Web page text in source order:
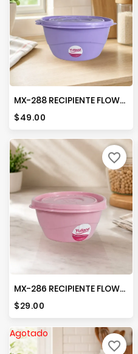
MX-288 RECIPIENTE FLOWER NO. 4 COLORS
Precio
$49.00
MX-286 RECIPIENTE FLOWER NO. 2 COLORS
Precio
$29.00
favorite_border
Agotado
favorite_border